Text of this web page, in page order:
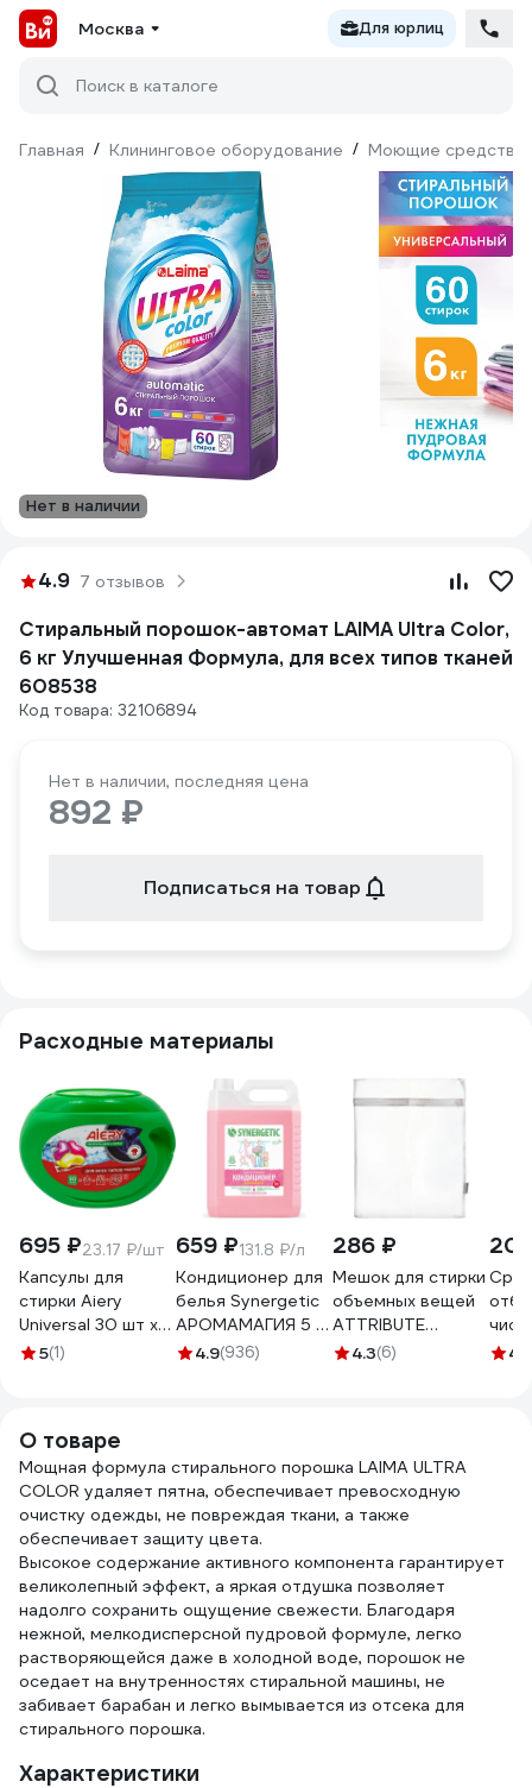
Москва Для юрлиц
Поиск в каталоге
Главная / Клининговое оборудование / Моющие средства
Нет в наличии
4.9 7 отзывов
Стиральный порошок-автомат LAIMA Ultra Color,
6 кг Улучшенная Формула, для всех типов тканей
608538
Код товара: 32106894
Нет в наличии, последняя цена
892 ₽
Подписаться на товар
Расходные материалы
695 ₽23.17 ₽/шт
Капсулы для
стирки Aiery
Universal 30 шт х
13гр /банка
5(1)
659 ₽131.8 ₽/л
Кондиционер для
белья Synergetic
АРОМАМАГИЯ 5 л
4613720439089
4.9(936)
286 ₽
Мешок для стирки
объемных вещей
ATTRIBUTE
50х70см ALB061
4.3(6) 4.6
О товаре
Мощная формула стирального порошка LAIMA ULTRA
COLOR удаляет пятна, обеспечивает превосходную
очистку одежды, не повреждая ткани, а также
обеспечивает защиту цвета.
Высокое содержание активного компонента гарантирует
великолепный эффект, а яркая отдушка позволяет
надолго сохранить ощущение свежести. Благодаря
нежной, мелкодисперсной пудровой формуле, легко
растворяющейся даже в холодной воде, порошок не
оседает на внутренностях стиральной машины, не
забивает барабан и легко вымывается из отсека для
стирального порошка.
Характеристики